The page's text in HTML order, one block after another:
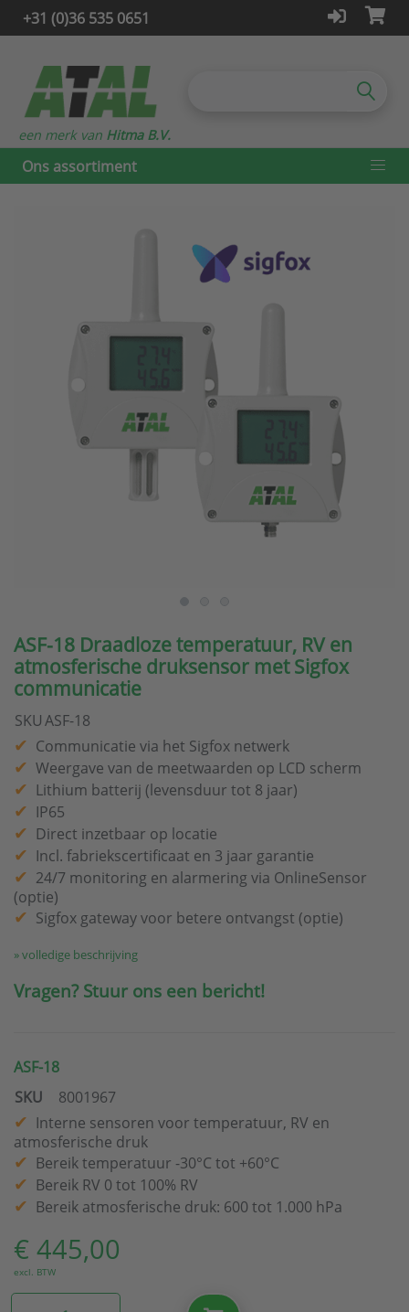
+31 (0)36 535 0651
Ons assortiment
een merk van Hitma B.V.
ASF-18 Draadloze temperatuur, RV en
atmosferische druksensor met Sigfox
communicatie
SKUASF-18
Communicatie via het Sigfox netwerk
Weergave van de meetwaarden op LCD scherm
Lithium batterij (levensduur tot 8 jaar)
IP65
Direct inzetbaar op locatie
Incl. fabriekscertificaat en 3 jaar garantie
24/7 monitoring en alarmering via OnlineSensor
(optie)
Sigfox gateway voor betere ontvangst (optie)
» volledige beschrijving
Vragen? Stuur ons een bericht!
ASF-18
SKU
8001967
Interne sensoren voor temperatuur, RV en
atmosferische druk
Bereik temperatuur -30°C tot +60°C
Bereik RV 0 tot 100% RV
Bereik atmosferische druk: 600 tot 1.000 hPa
€ 445,00
excl. BTW